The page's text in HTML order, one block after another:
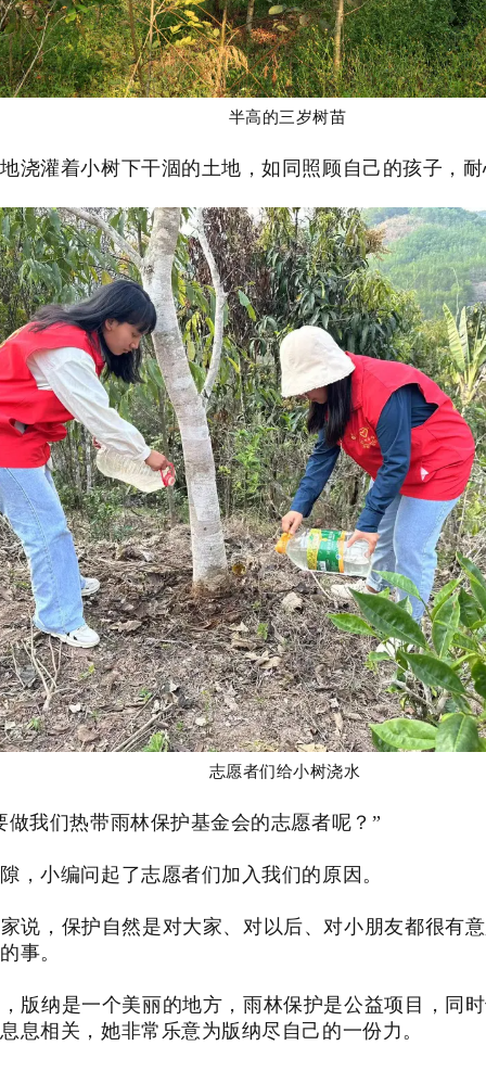
半高的三岁树苗
浇灌着小树下干涸的土地，如同照顾自己的孩子，
志愿者们给小树浇水
做我们热带雨林保护基金会的志愿者呢？”
，小编问起了志愿者们加入我们的原因。
说，保护自然是对大家、对以后、对小朋友都很有
事。
版纳是一个美丽的地方，雨林保护是公益项目，同
息相关，她非常乐意为版纳尽自己的一份力。